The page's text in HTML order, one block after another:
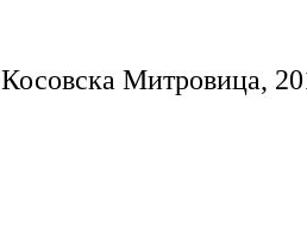
Косовска Митровица,